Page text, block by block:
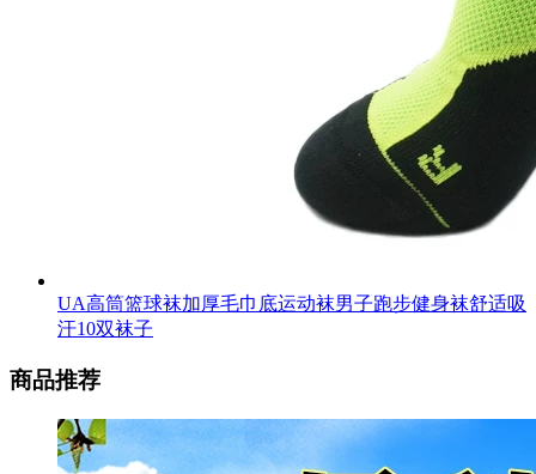
UA高筒篮球袜加厚毛巾底运动袜男子跑步健身袜舒适吸
汗10双袜子
商品推荐